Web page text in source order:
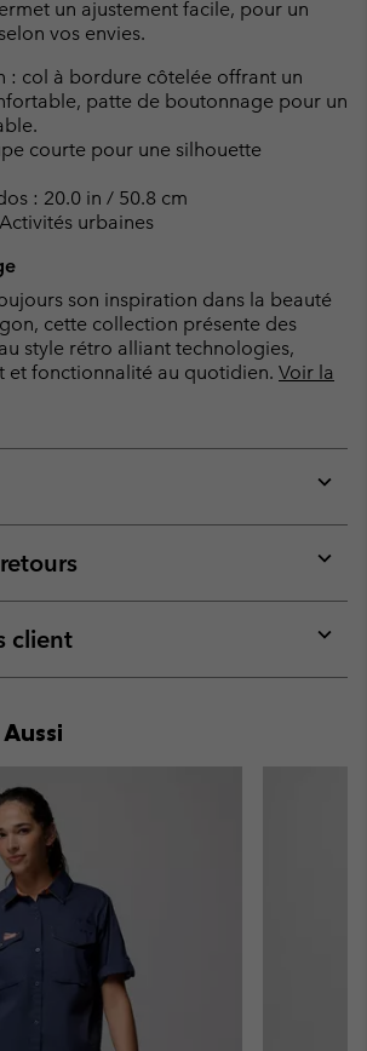
un ajustement facile, pour un
vos envies.
: col à bordure côtelée offrant un
patte de boutonnage pour un
courte pour une silhouette
: 20.0 in / 50.8 cm
urbaines
son inspiration dans la beauté
cette collection présente des
style rétro alliant technologies,
et fonctionnalité au quotidien. Voir la
or
or
client
or